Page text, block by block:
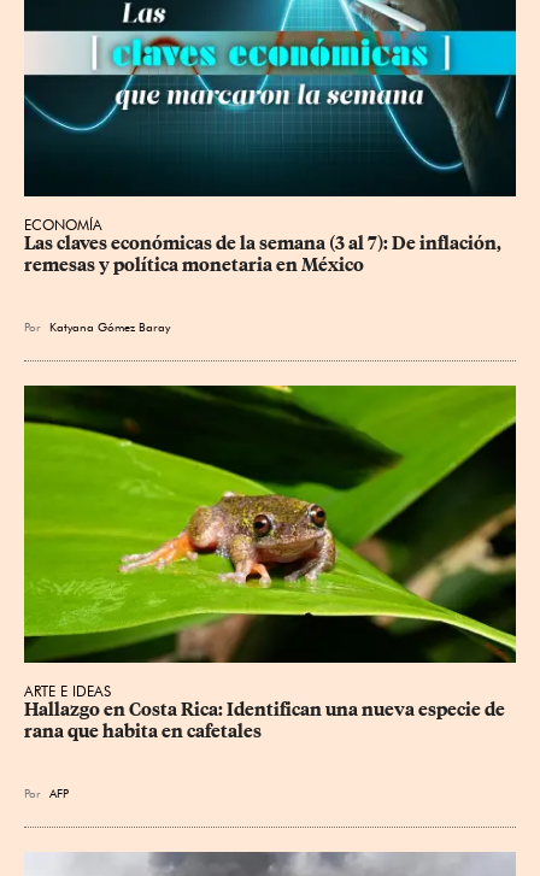
ECONOMÍA
Las claves económicas de la semana (3 al 7): De inflación,
remesas y política monetaria en México
Por Katyana Gómez Baray
ARTE E IDEAS
Hallazgo en Costa Rica: Identifican una nueva especie de
rana que habita en cafetales
Por AFP